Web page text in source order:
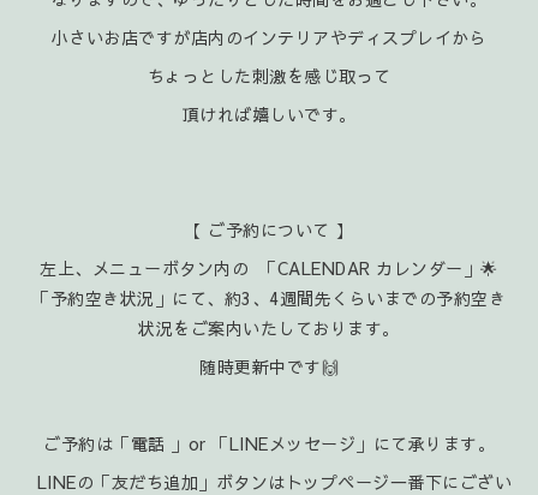
小さいお店ですが店内のインテリアやディスプレイから
ちょっとした刺激を感じ取って
頂ければ嬉 しいです。
【 ご予約について 】
左上、メニューボタン内の 「CALENDAR カレンダー」🌟
「予約空き状況」にて、約3、4週間先くらいまでの予約空き
状況をご案内いたしております。
随時更新中です🙌
ご予約は「電話 」or 「LINEメッセージ」にて承ります。
LINEの「友だち追加」ボタンはトップページ一番下にござい